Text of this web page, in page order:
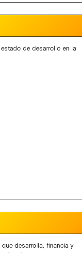
desarrolla, financia y
de desarrollo en la